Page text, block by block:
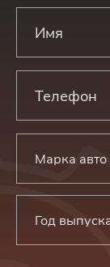
Марка авто
Год